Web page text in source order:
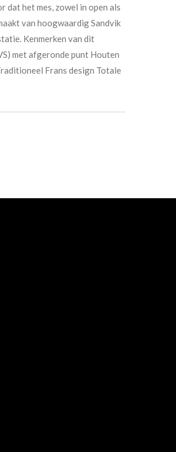
het mes, zowel in open als
van hoogwaardig Sandvik
Kenmerken van dit
met afgeronde punt Houten
Frans design Totale